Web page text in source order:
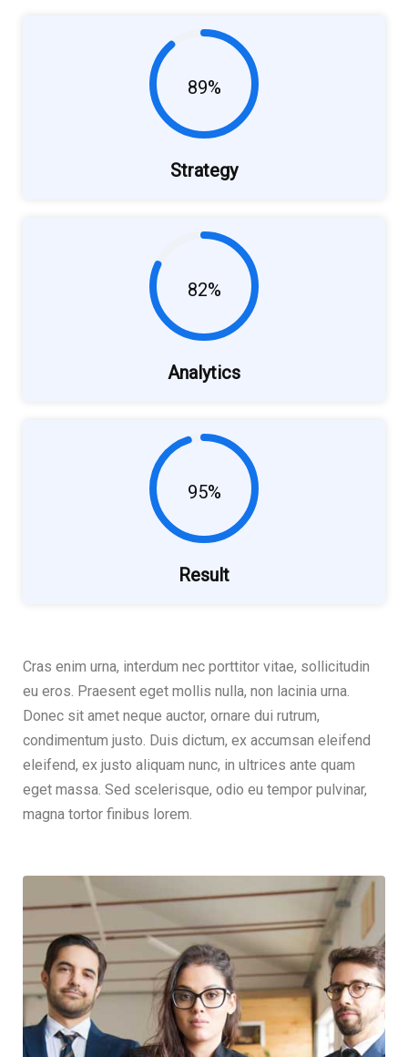
89%
Strategy
82%
Analytics
95%
Result
Cras enim urna, interdum nec porttitor vitae, sollicitudin
eu eros. Praesent eget mollis nulla, non lacinia urna.
Donec sit amet neque auctor, ornare dui rutrum,
condimentum justo. Duis dictum, ex accumsan eleifend
eleifend, ex justo aliquam nunc, in ultrices ante quam
eget massa. Sed scelerisque, odio eu tempor pulvinar,
magna tortor finibus lorem.